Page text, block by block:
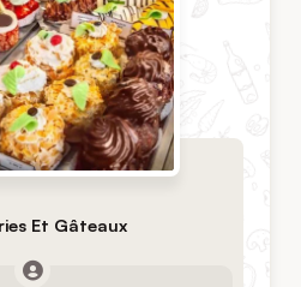
Et Gâteaux